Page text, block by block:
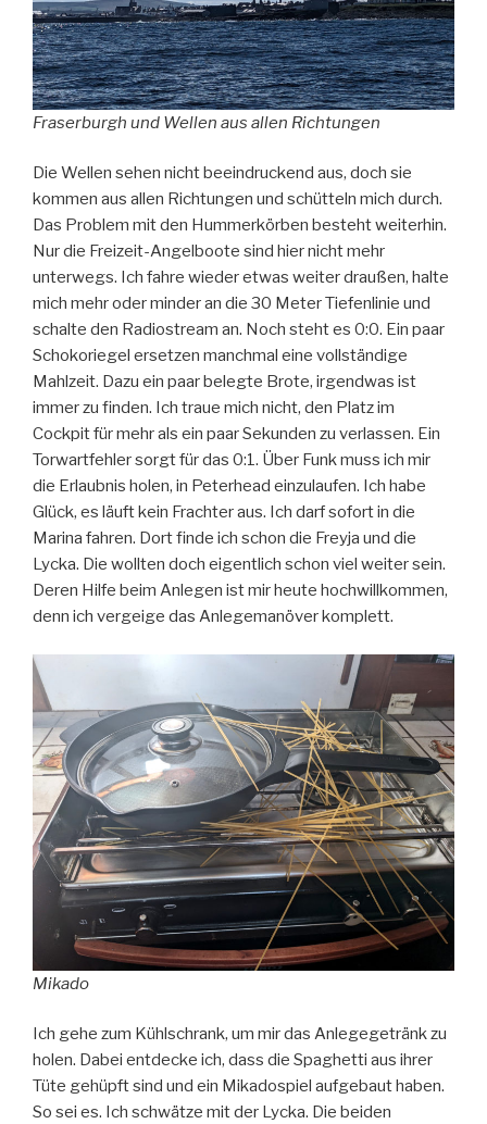
Fraserburgh und Wellen aus allen Richtungen
Die Wellen sehen nicht beeindruckend aus, doch sie
kommen aus allen Richtungen und schütteln mich durch.
Das Problem mit den Hummerkörben besteht weiterhin.
Nur die Freizeit-Angelboote sind hier nicht mehr
unterwegs. Ich fahre wieder etwas weiter draußen, halte
mich mehr oder minder an die 30 Meter Tiefenlinie und
schalte den Radiostream an. Noch steht es 0:0. Ein paar
Schokoriegel ersetzen manchmal eine vollständige
Mahlzeit. Dazu ein paar belegte Brote, irgendwas ist
immer zu finden. Ich traue mich nicht, den Platz im
Cockpit für mehr als ein paar Sekunden zu verlassen. Ein
Torwartfehler sorgt für das 0:1. Über Funk muss ich mir
die Erlaubnis holen, in Peterhead einzulaufen. Ich habe
Glück, es läuft kein Frachter aus. Ich darf sofort in die
Marina fahren. Dort finde ich schon die Freyja und die
Lycka. Die wollten doch eigentlich schon viel weiter sein.
Deren Hilfe beim Anlegen ist mir heute hochwillkommen,
denn ich vergeige das Anlegemanöver komplett.
Mikado
Ich gehe zum Kühlschrank, um mir das Anlegegetränk zu
holen. Dabei entdecke ich, dass die Spaghetti aus ihrer
Tüte gehüpft sind und ein Mikadospiel aufgebaut haben.
So sei es. Ich schwätze mit der Lycka. Die beiden